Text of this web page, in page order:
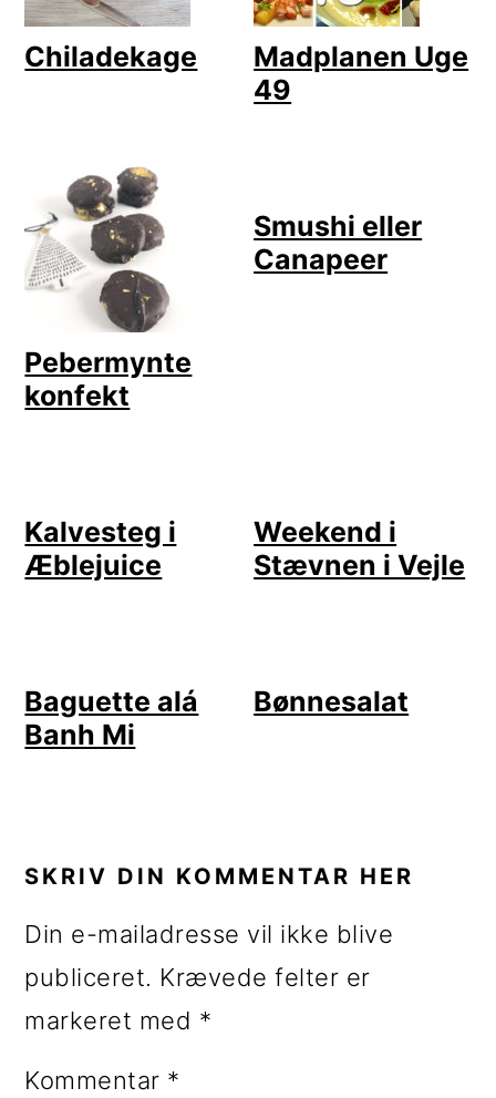
Chiladekage
Madplanen Uge
49
Pebermynte
konfekt
Smushi eller
Canapeer
Kalvesteg i
Æblejuice
Weekend i
Stævnen i Vejle
Baguette alá
Banh Mi
Bønnesalat
SKRIV DIN KOMMENTAR HER
Din e-mailadresse vil ikke blive
publiceret. Krævede felter er
markeret med *
Kommentar *